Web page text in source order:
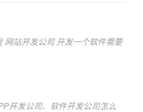
网站开发公司 开发一个软件需要
开发公司、软件开发公司怎么